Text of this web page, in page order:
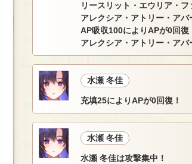
リースリット・エウリア・フ
アレクシア・アトリー・ア
AP吸収100によりAPが0回復
アレクシア・アトリー・ア
水瀬 冬佳
充填25によりAPが0回復！
水瀬 冬佳
水瀬 冬佳は攻撃集中！